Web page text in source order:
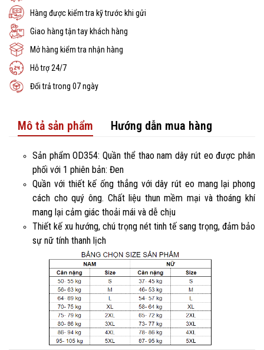
Hàng được kiểm tra kỹ trước khi gửi
Giao hàng tận tay khách hàng
Mở hàng kiểm tra nhận hàng
Hỗ trợ 24/7
Đổi trả trong 07 ngày
Mô tả sản phẩm Hướng dẫn mua hàng
Sản phẩm OD354: Quần thể thao nam dây rút eo được phân
phối với 1 phiên bản: Đen
Quần với thiết kế ống thẳng với dây rút eo mang lại phong
cách cho quý ông. Chất liệu thun mềm mại và thoáng khí
mang lại cảm giác thoải mái và dễ chịu
Thiết kế xu hướng, chú trọng nét tinh tế sang trọng, đảm bảo
sự nữ tính thanh lịch